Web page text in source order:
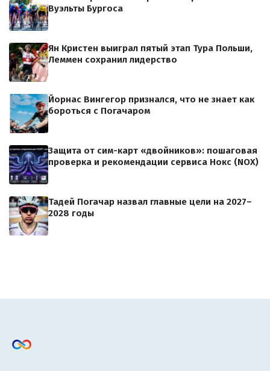
Вуэльты Бургоса
Ян Кристен выиграл пятый этап Тура Польши,
Леммен сохранил лидерство
Йорнас Вингегор признался, что не знает как
бороться с Погачаром
Защита от сим-карт «двойников»: пошаговая
проверка и рекомендации сервиса Нокс (NOX)
Тадей Погачар назвал главные цели на 2027–
2028 годы